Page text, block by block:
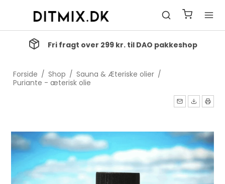
Fri fragt over 299 kr. til DAO pakkeshop
Forside / Shop / Sauna & Æteriske olier /
Puriante - æterisk olie